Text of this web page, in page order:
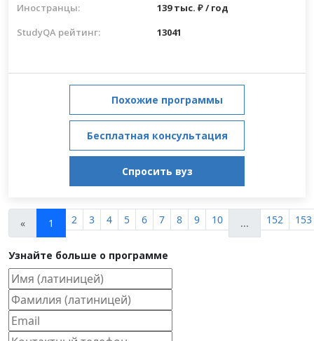
Иностранцы:
139 тыс. ₽ / год
StudyQA рейтинг:
13041
Похожие программы
Бесплатная консультация
Спросить вуз
« 1 2 3 4 5 6 7 8 9 10 ... 152 153
Узнайте больше о программе